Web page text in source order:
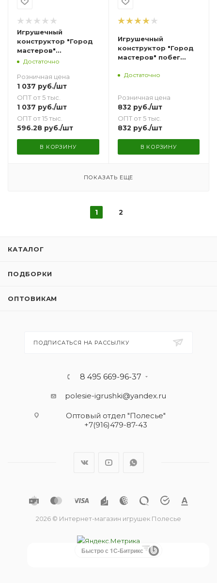
Игрушечный
конструктор "Город
мастеров"
Ограбление в кремле
Достаточно
Розничная цена
1 037 руб./шт
ОПТ от 5 тыс.
1 037 руб./шт
ОПТ от 15 тыс.
596.28 руб./шт
В КОРЗИНУ
Игрушечный
конструктор "Город
мастеров" побег
100 дет.
Достаточно
Розничная цена
832 руб./шт
ОПТ от 5 тыс.
832 руб./шт
В КОРЗИНУ
ПОКАЗАТЬ ЕЩЕ
1 2
КАТАЛОГ
ПОДБОРКИ
ОПТОВИКАМ
ПОДПИСАТЬСЯ НА РАССЫЛКУ
8 495 669-96-37
polesie-igrushki@yandex.ru
Оптовый отдел "Полесье"
+7(916)479-87-43
2026 © Интернет-магазин игрушек Полесье
Быстро с 1С-Битрикс